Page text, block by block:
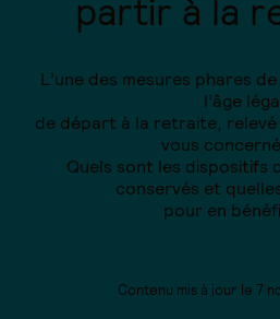
partir à la
L’une des mesures phares
l’âge
de départ à la retraite,
vous
Quels sont les dispositifs
conservés et
pour en
Contenu mis à jour le 7